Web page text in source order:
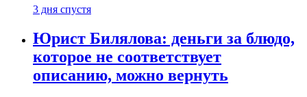
3 дня спустя
Юрист Билялова: деньги за блюдо,
которое не соответствует
описанию, можно вернуть